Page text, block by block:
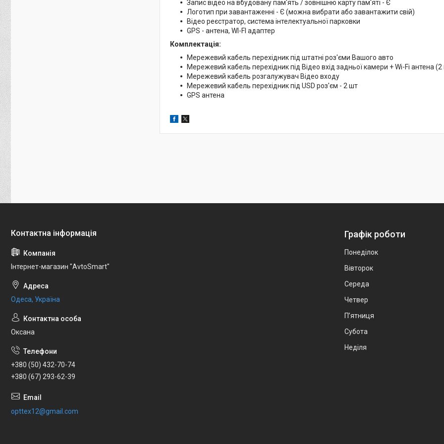
Запис відео на вбудовану пам'ять / зовнішню карту пам'яті - Є
Логотип при завантаженні - Є (можна вибрати або завантажити свій)
Відео реєстратор, система інтелектуальної парковки
GPS - антена, WI-FI адаптер
Комплектація:
Мережевий кабель перехідник під штатні роз'єми Вашого авто
Мережевий кабель перехідник під Відео вхід задньої камери + Wi-Fi антена (2
Мережевий кабель розгалужувач Відео входу
Мережевий кабель перехідник під USD роз'єм - 2 шт
GPS антена
Інтернет-магазин "AvtoSmart"
Одеса, Україна
Оксана
+380 (50) 432-70-74
+380 (67) 293-62-39
opttex12@gmail.com
Графік роботи
Понеділок
Вівторок
Середа
Четвер
Пʼятниця
Субота
Неділя